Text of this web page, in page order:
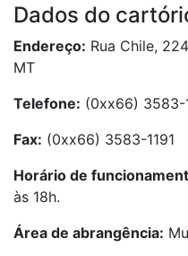
Dados do
Endereço: Rua Chile,
MT
Telefone: (0xx66) 3583-
Fax: (0xx66) 3583-1191
Horário de
às 18h.
Área de abrangência: